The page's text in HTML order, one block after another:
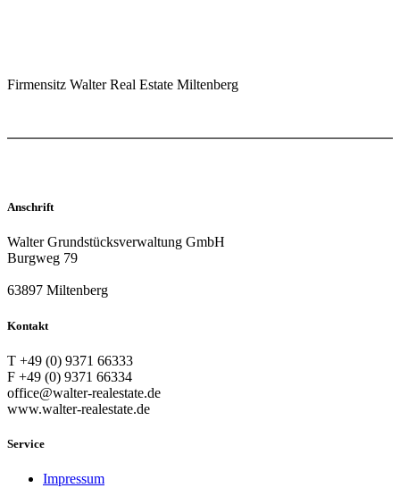
Firmensitz Walter Real Estate Miltenberg
Anschrift
Walter Grundstücksverwaltung GmbH
Burgweg 79
63897 Miltenberg
Kontakt
T +49 (0) 9371 66333
F +49 (0) 9371 66334
office@walter-realestate.de
www.walter-realestate.de
Service
Impressum